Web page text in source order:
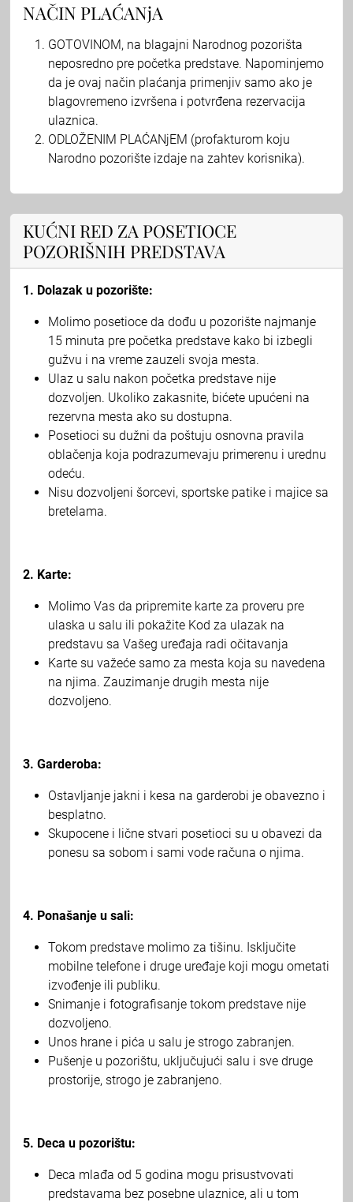
NAČIN PLAĆANjA
GOTOVINOM, na blagajni Narodnog pozorišta
neposredno pre početka predstave. Napominjemo
da je ovaj način plaćanja primenjiv samo ako je
blagovremeno izvršena i potvrđena rezervacija
ulaznica.
ODLOŽENIM PLAĆANjEM (profakturom koju
Narodno pozorište izdaje na zahtev korisnika).
KUĆNI RED ZA POSETIOCE
POZORIŠNIH PREDSTAVA
1. Dolazak u pozorište:
Molimo posetioce da dođu u pozorište najmanje
15 minuta pre početka predstave kako bi izbegli
gužvu i na vreme zauzeli svoja mesta.
Ulaz u salu nakon početka predstave nije
dozvoljen. Ukoliko zakasnite, bićete upućeni na
rezervna mesta ako su dostupna.
Posetioci su dužni da poštuju osnovna pravila
oblačenja koja podrazumevaju primerenu i urednu
odeću.
Nisu dozvoljeni šorcevi, sportske patike i majice sa
bretelama.
2. Karte:
Molimo Vas da pripremite karte za proveru pre
ulaska u salu ili pokažite Kod za ulazak na
predstavu sa Vašeg uređaja radi očitavanja
Karte su važeće samo za mesta koja su navedena
na njima. Zauzimanje drugih mesta nije
dozvoljeno.
3. Garderoba:
Ostavljanje jakni i kesa na garderobi je obavezno i
besplatno.
Skupocene i lične stvari posetioci su u obavezi da
ponesu sa sobom i sami vode računa o njima.
4. Ponašanje u sali:
Tokom predstave molimo za tišinu. Isključite
mobilne telefone i druge uređaje koji mogu ometati
izvođenje ili publiku.
Snimanje i fotografisanje tokom predstave nije
dozvoljeno.
Unos hrane i pića u salu je strogo zabranjen.
Pušenje u pozorištu, uključujući salu i sve druge
prostorije, strogo je zabranjeno.
5. Deca u pozorištu:
Deca mlađa od 5 godina mogu prisustvovati
predstavama bez posebne ulaznice, ali u tom